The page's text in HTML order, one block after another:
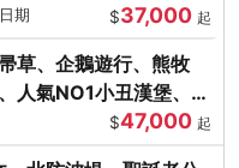
期 $37,000 起
草、企鵝遊行、熊牧
人氣NO1小丑漢堡、螃
$47,000 起